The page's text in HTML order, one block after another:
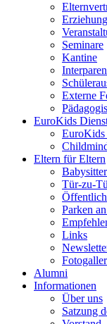
Seminare
Kantine
Externe
EuroKids
EuroKids
Eltern für Eltern
Tür-zu-
Parken
Links
Alumni
Informationen
Über uns
Satzung